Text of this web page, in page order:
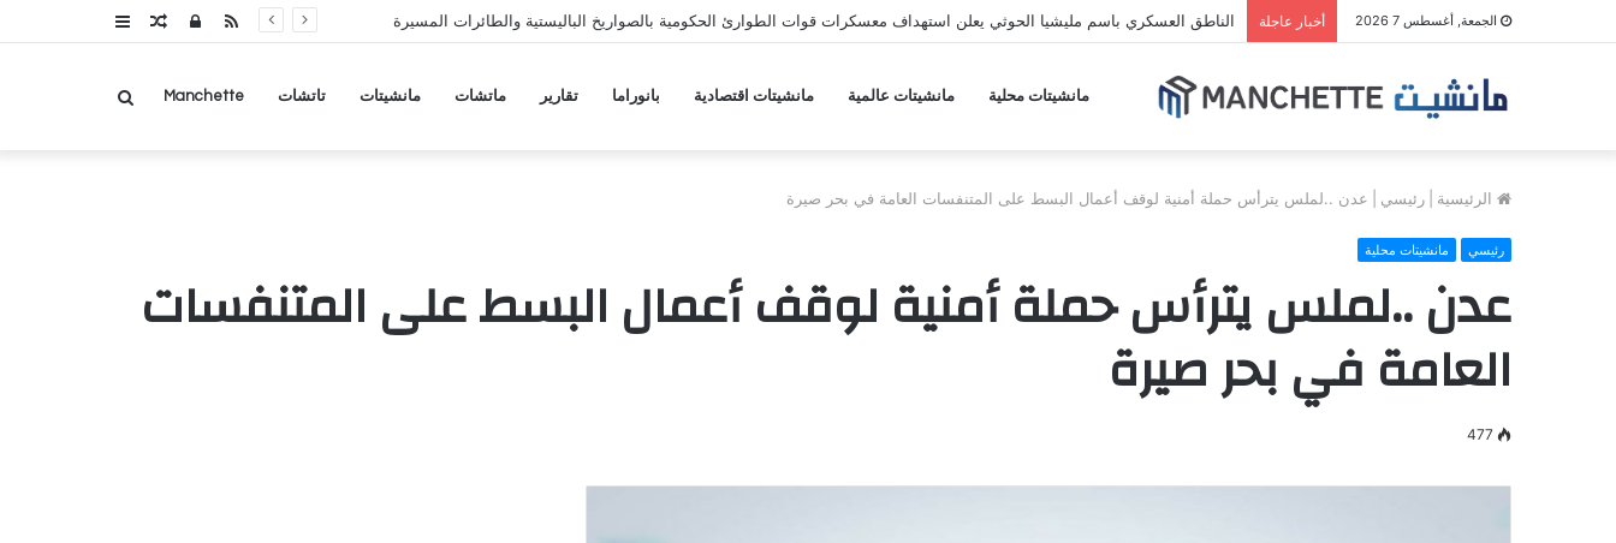
الجمعة, أغسطس 7 2026 أخبار عاجلة الناطق العسكري باسم مليشيا الحوثي يعلن استهداف معسكرات قوات الطوارئ الحكومية بالصواريخ الباليستية والطائرات المسيرة عمودمقالتسجيلRSS
مانشيتات محلية مانشيتات عالمية مانشيتات اقتصادية بانوراما تقارير ماتشات مانشيتات تاتشات Manchette بحث
الرئيسية رئيسي عدن ..لملس يترأس حملة أمنية لوقف أعمال البسط على المتنفسات العامة في بحر صيرة
رئيسي مانشيتات محلية
عدن ..لملس يترأس حملة أمنية لوقف أعمال البسط على المتنفسات
العامة في بحر صيرة
477